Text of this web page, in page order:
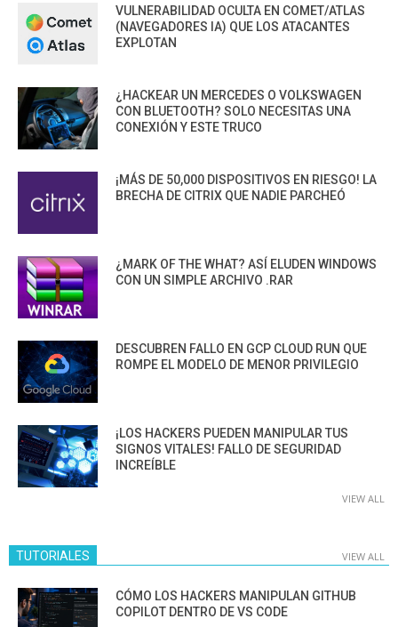
VULNERABILIDAD OCULTA EN COMET/ATLAS
(NAVEGADORES IA) QUE LOS ATACANTES
EXPLOTAN
¿HACKEAR UN MERCEDES O VOLKSWAGEN
CON BLUETOOTH? SOLO NECESITAS UNA
CONEXIÓN Y ESTE TRUCO
¡MÁS DE 50,000 DISPOSITIVOS EN RIESGO! LA
BRECHA DE CITRIX QUE NADIE PARCHEÓ
¿MARK OF THE WHAT? ASÍ ELUDEN WINDOWS
CON UN SIMPLE ARCHIVO .RAR
DESCUBREN FALLO EN GCP CLOUD RUN QUE
ROMPE EL MODELO DE MENOR PRIVILEGIO
¡LOS HACKERS PUEDEN MANIPULAR TUS
SIGNOS VITALES! FALLO DE SEGURIDAD
INCREÍBLE
VIEW ALL
TUTORIALES VIEW ALL
CÓMO LOS HACKERS MANIPULAN GITHUB
COPILOT DENTRO DE VS CODE